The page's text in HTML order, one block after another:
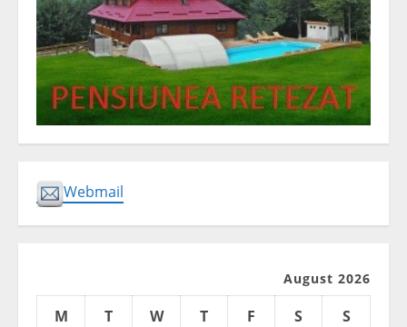
Webmail
August 2026
M T W T F S
S